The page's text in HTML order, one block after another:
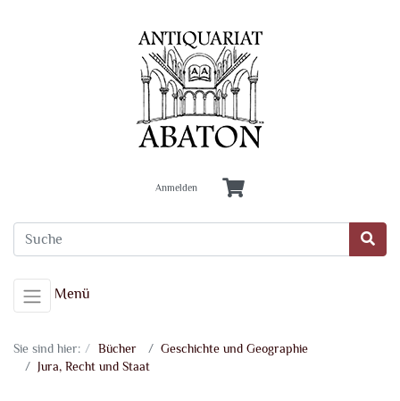
Anmelden
Menü
Sie sind hier: Bücher
Geschichte und Geographie
Jura, Recht und Staat